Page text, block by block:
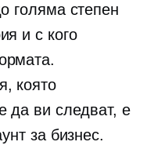
голяма степен
и с кого
която
да ви следват, е
за бизнес.